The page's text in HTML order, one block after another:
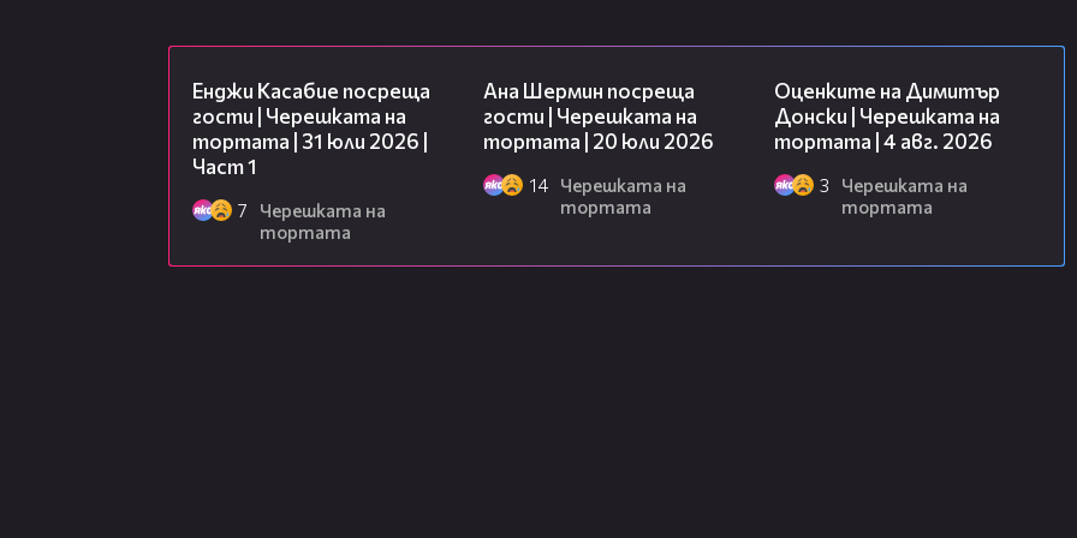
Енджи Касабие посреща
гости | Черешката на
тортата | 31 юли 2026 |
Част 1
7
Черешката на
тортата
Ана Шермин посреща
гости | Черешката на
тортата | 20 юли 2026
14
Черешката на
тортата
Оценките на Димитър
Донски | Черешката на
тортата | 4 авг. 2026
3
Черешката на
тортата